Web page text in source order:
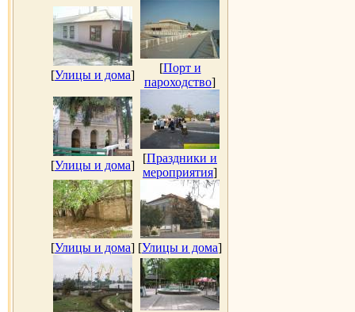
[Улицы и дома]
[Порт и
пароходство]
[Улицы и дома]
[Праздники и
мероприятия]
[Улицы и дома] [Улицы и дома]